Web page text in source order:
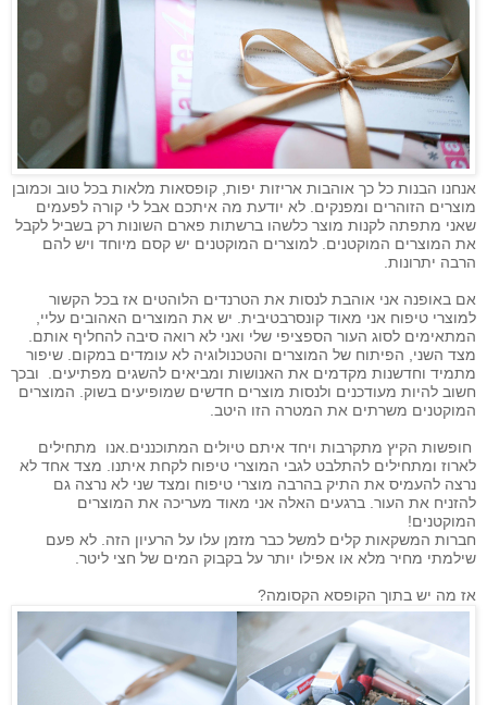
אנחנו הבנות כל כך אוהבות אריזות יפות, קופסאות מלאות בכל טוב וכמובן
מוצרים הזוהרים ומפנקים. לא יודעת מה איתכם אבל לי קורה לפעמים
שאני מתפתה לקנות מוצר כלשהו ברשתות פארם השונות רק בשביל לקבל
את המוצרים המוקטנים. למוצרים המוקטנים יש קסם מיוחד ויש להם
הרבה יתרונות.
אם באופנה אני אוהבת לנסות את הטרנדים הלוהטים אז בכל הקשור
למוצרי טיפוח אני מאוד קונסרבטיבית. יש את המוצרים האהובים עליי,
המתאימים לסוג העור הספציפי שלי ואני לא רואה סיבה להחליף אותם.
מצד השני, הפיתוח של המוצרים והטכנולוגיה לא עומדים במקום. שיפור
מתמיד וחדשנות מקדמים את האנושות ומביאים להשגים מפתיעים. ובכך
חשוב להיות מעודכנים ולנסות מוצרים חדשים שמופיעים בשוק. המוצרים
המוקטנים משרתים את המטרה הזו היטב.
חופשות הקיץ מתקרבות ויחד איתם טיולים המתוכננים.אנו מתחילים
לארוז ומתחילים להתלבט לגבי המוצרי טיפוח לקחת איתנו. מצד אחד לא
נרצה להעמיס את התיק בהרבה מוצרי טיפוח ומצד שני לא נרצה גם
להזניח את העור. ברגעים האלה אני מאוד מעריכה את המוצרים
המוקטנים!
חברות המשקאות קלים למשל כבר מזמן עלו על הרעיון הזה. לא פעם
שילמתי מחיר מלא או אפילו יותר על בקבוק המים של חצי ליטר.
אז מה יש בתוך הקופסא הקסומה?